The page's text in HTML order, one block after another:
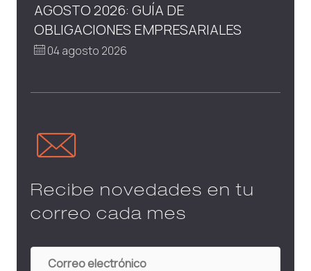
AGOSTO 2026: GUÍA DE
OBLIGACIONES EMPRESARIALES
04 agosto 2026
Recibe novedades en tu
correo cada mes
Correo